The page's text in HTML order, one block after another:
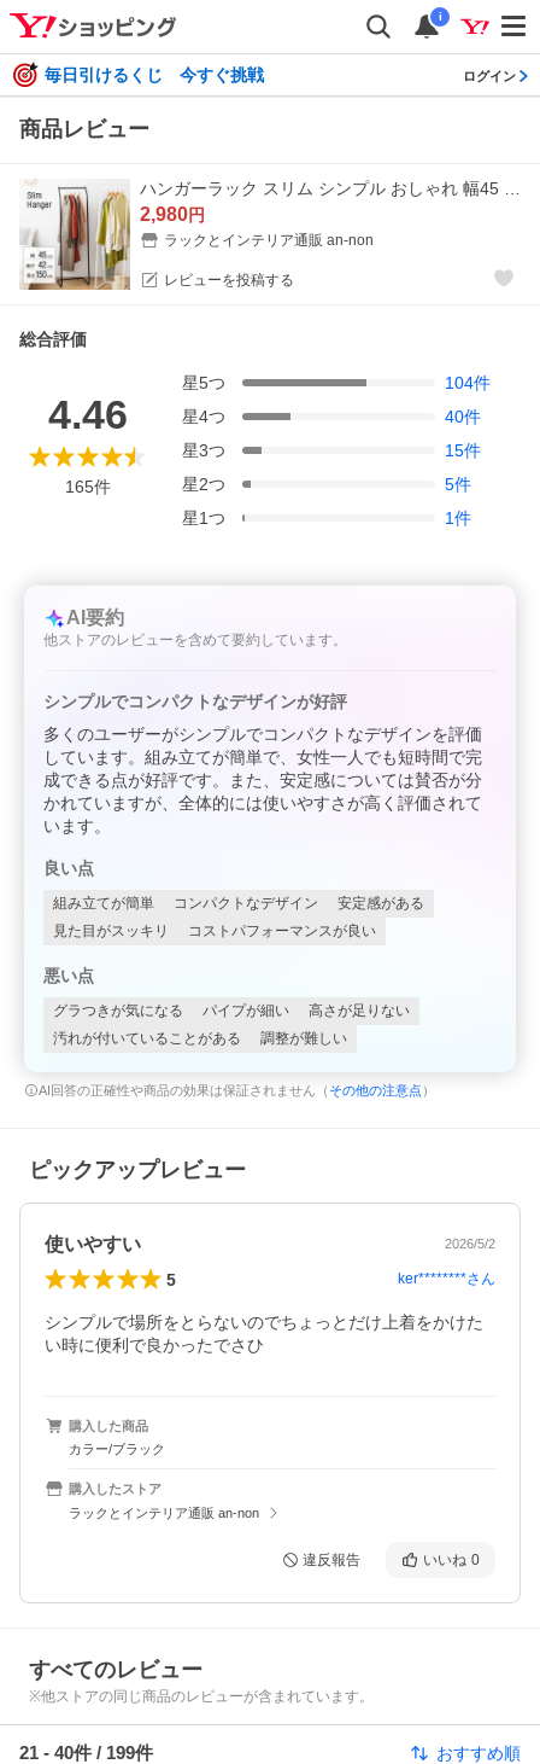
i
毎日引けるくじ 今すぐ挑戦 ログイン
商品レビュー
2,980円
ラックとインテリア通販 an-non
レビューを投稿する
総合評価
4.46
165件
星5つ 104件
星4つ 40件
星3つ 15件
星2つ 5件
星1つ 1件
AI要約
他ストアのレビューを含めて要約しています。
シンプルでコンパクトなデザインが好評
多くのユーザーがシンプルでコンパクトなデザインを評価
しています。組み立てが簡単で、女性一人でも短時間で完
成できる点が好評です。また、安定感については賛否が分
かれていますが、全体的には使いやすさが高く評価されて
います。
良い点
組み立てが簡単 コンパクトなデザイン
安定感がある
見た目がスッキリ
コストパフォーマンスが良い
悪い点
グラつきが気になる パイプが細い
高さが足りない
汚れが付いていることがある
調整が難しい
AI回答の正確性や商品の効果は保証されません（ その他の注意点 ）
ピックアップレビュー
使いやすい 2026/5/2
5 ker********さん
シンプルで場所をとらないのでちょっとだけ上着をかけた
い時に便利で良かったでさひ
購入した商品
カラー/ブラック
購入したストア
ラックとインテリア通販 an-non
違反報告 いいね 0
すべてのレビュー
※他ストアの同じ商品のレビューが含まれています。
21 - 40件 / 199件 おすすめ順